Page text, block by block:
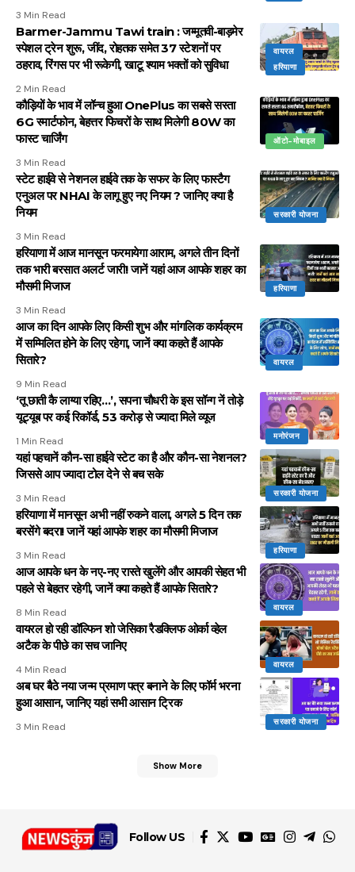
3 Min Read
वायरल
हरियाणा
Barmer-Jammu Tawi train : जम्मूतवी-बाड़मेर
स्पेशल ट्रेन शुरू, जींद, रोहतक समेत 37 स्टेशनों पर
ठहराव, रिंगस पर भी रूकेगी, खाटू श्याम भक्तों को सुविधा
2 Min Read
ऑटो-मोबाइल
कौड़ियों के भाव में लॉन्च हुआ OnePlus का सबसे सस्ता
6G स्मार्टफोन, बेहत्तर फिचरों के साथ मिलेगी 80W का
फास्ट चार्जिंग
3 Min Read
सरकारी योजना
स्टेट हाईवे से नेशनल हाईवे तक के सफर के लिए फास्टैग
एनुअल पर NHAI के लागू हुए नए नियम ? जानिए क्या है
नियम
3 Min Read
हरियाणा
हरियाणा में आज मानसून फरमायेगा आराम, अगले तीन दिनों
तक भारी बरसात अलर्ट जारी! जानें यहां आज आपके शहर का
मौसमी मिजाज
3 Min Read
वायरल
आज का दिन आपके लिए किसी शुभ और मांगलिक कार्यक्रम
में सम्मिलित होने के लिए रहेगा, जानें क्या कहते हैं आपके
सितारे?
9 Min Read
मनोरंजन
‘तू छाती कै लाग्या रहिए…’, सपना चौधरी के इस सॉन्ग नें तोड़े
यूट्यूब पर कई रिकॉर्ड, 53 करोड़ से ज्यादा मिले व्यूज
1 Min Read
सरकारी योजना
यहां पहचानें कौन-सा हाईवे स्टेट का है और कौन-सा नेशनल?
जिससे आप ज्यादा टोल देने से बच सके
3 Min Read
हरियाणा
हरियाणा में मानसून अभी नहीं रुकने वाला, अगले 5 दिन तक
बरसेंगे बदरा! जानें यहां आपके शहर का मौसमी मिजाज
3 Min Read
वायरल
आज आपके धन के नए-नए रास्ते खुलेंगे और आपकी सेहत भी
पहले से बेहतर रहेगी, जानें क्या कहते हैं आपके सितारे?
8 Min Read
वायरल
वायरल हो रही डॉल्फिन शो जेसिका रैडक्लिफ ओर्का व्हेल
अटैक के पीछे का सच जानिए
4 Min Read
सरकारी योजना
अब घर बैठे नया जन्म प्रमाण पत्र बनाने के लिए फॉर्म भरना
हुआ आसान, जानिए यहां सभी आसान ट्रिक
3 Min Read
Show More
Follow US